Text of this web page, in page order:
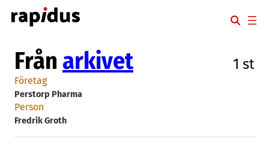
Hoppa
till
Från arkivet 1 st
Företag
Perstorp Pharma
Person
Fredrik Groth